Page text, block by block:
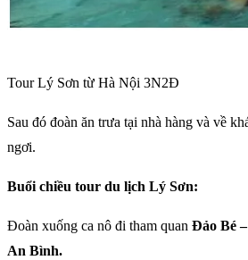
Tour Lý Sơn từ Hà Nội 3N2Đ
Sau đó đoàn ăn trưa tại nhà hàng và về
ngơi.
Buổi chiều tour du lịch Lý Sơn:
Đoàn xuống ca nô đi tham quan Đảo Bé
An Bình.